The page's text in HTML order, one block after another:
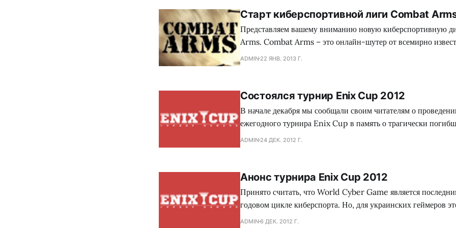
Старт киберспортивной лиги Combat
Представляем вашему вниманию новую киберспортивную
Arms. Combat Arms – это онлайн-шутер от всемирно известной компании
Nexon, подарившей игрокам Counter-Strike Online. Непревзойденная
уважение большого количества игроков, что позволяет
ADMIN 22 ЯНВ. 2013 Г.
Состоялся турнир Enix Cup 2012
В начале декабря мы сообщали своим читателям о
ежегодного турнира Enix Cup в память о трагически
Литвиненко. Сегодня же мы хотим познакомить вас с
ADMIN 24 ДЕК. 2012 Г.
Анонс турнира Enix Cup 2012
Принято считать, что World Cyber Game является
годовом цикле киберспорта. Но, для украинских геймеров
отвечает действительности. Вот уже в четвертый раз в
ADMIN6 ДЕК. 2012 Г.